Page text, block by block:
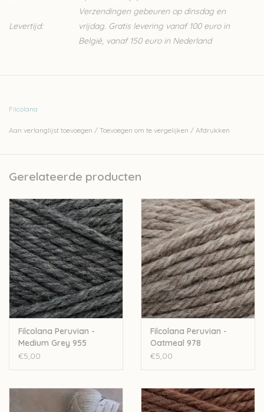
Levertijd:
Verzendingen gebeuren op dinsdag en
vrijdag. Gratis levering vanaf 100 euro in
België, vanaf 150 euro in Nederland
Filcolana
Aan verlanglijst toevoegen / Toevoegen om te vergelijken / Afdrukken
Gerelateerde producten
Filcolana Peruvian -
Medium Grey 955
€5,00
Filcolana Peruvian -
Oatmeal 978
€5,00